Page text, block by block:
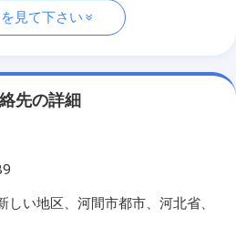
見て下さい
先の詳細
しい地区、河間市都市、河北省、